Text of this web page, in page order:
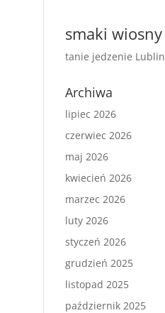
smaki wiosny
tanie jedzenie Lublin
Archiwa
lipiec 2026
czerwiec 2026
maj 2026
kwiecień 2026
marzec 2026
luty 2026
styczeń 2026
grudzień 2025
listopad 2025
październik 2025